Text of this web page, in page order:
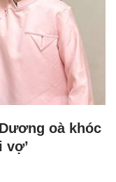
oà khóc
vợ’